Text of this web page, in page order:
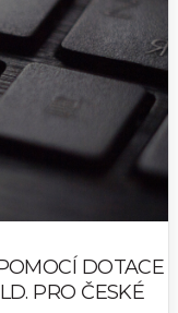
DOTACE
PRO ČESKÉ